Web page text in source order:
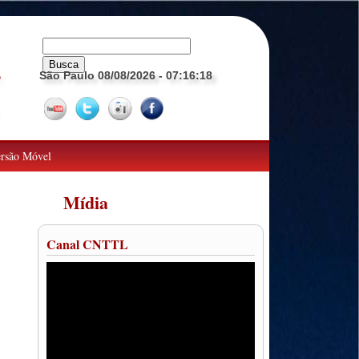
São Paulo 08/08/2026 - 07:16:19
Móvel
Mídia
Canal CNTTL